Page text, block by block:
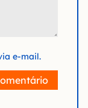
e-mail.